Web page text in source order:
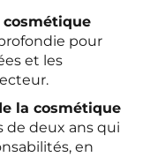
cosmétique
pour
et les
la cosmétique
de deux ans qui
en